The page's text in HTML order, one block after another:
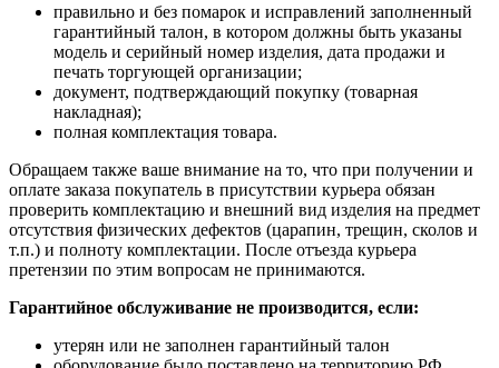
правильно и без помарок и исправлений заполненный
гарантийный талон, в котором должны быть указаны
модель и серийный номер изделия, дата продажи и
печать торгующей организации;
документ, подтверждающий покупку (товарная
накладная);
полная комплектация товара.
Обращаем также ваше внимание на то, что при получении и
оплате заказа покупатель в присутствии курьера обязан
проверить комплектацию и внешний вид изделия на предмет
отсутствия физических дефектов (царапин, трещин, сколов и
т.п.) и полноту комплектации. После отъезда курьера
претензии по этим вопросам не принимаются.
Гарантийное обслуживание не производится, если:
утерян или не заполнен гарантийный талон